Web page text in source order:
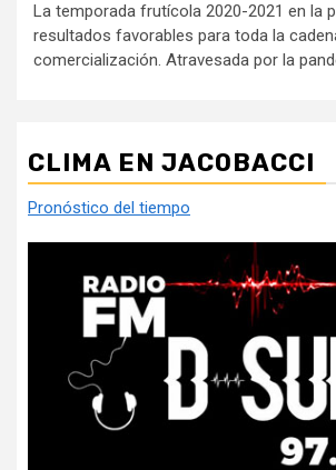
La temporada frutícola 2020-2021 en la
resultados favorables para toda la
comercialización. Atravesada por la
CLIMA EN JACOBACCI
Pronóstico del tiempo